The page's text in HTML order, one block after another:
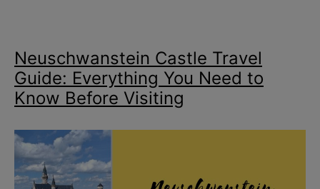
Neuschwanstein Castle Travel
Guide: Everything You Need to
Know Before Visiting